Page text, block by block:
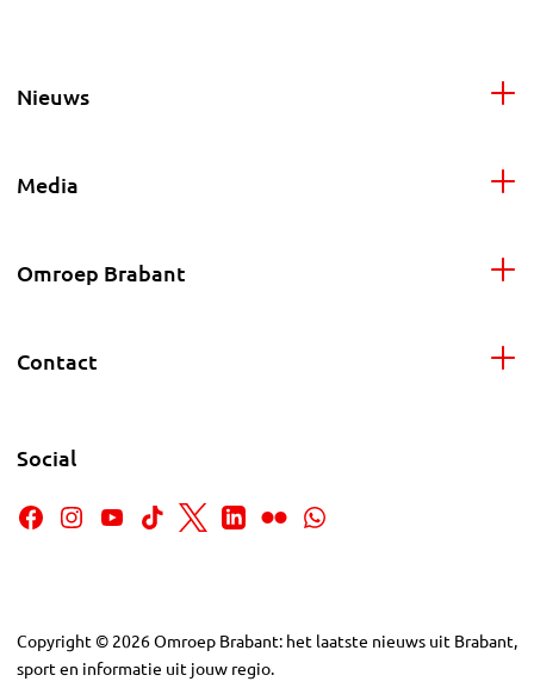
Nieuws
Media
Omroep Brabant
Contact
Social
Copyright © 2026Omroep Brabant: het laatste nieuws uit Brabant,
sport en informatie uit jouw regio.